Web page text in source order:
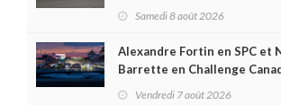
Samedi 8 août 2026
Alexandre Fortin en SPC et
Barrette en Challenge
Vendredi 7 août 2026